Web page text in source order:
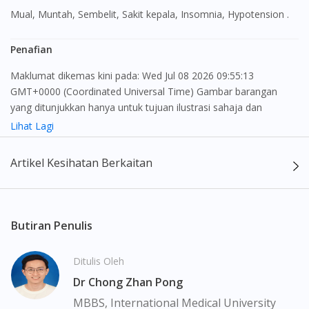
You are currently on DoctorOnCall.com.my, our Malaysian
To serve you better, would you like to head over to
Mual, Muntah, Sembelit, Sakit kepala, Insomnia, Hypotension .
Penafian
Maklumat dikemas kini pada: Wed Jul 08 2026 09:55:13
GMT+0000 (Coordinated Universal Time) Gambar barangan
yang ditunjukkan hanya untuk tujuan ilustrasi sahaja dan
mungkin tidak seperti produk yang sebenar
maklumat sahaja, bagi kegunaan para pengamal perubatan dan
bukan bertujuan sebagai rujukan kepada pengguna untuk
seorang pengamal perubatan. Keberkesanan dan kesan
pengguna dengan pengguna yang lain. Kami tidak menyarankan
pengguna untuk membuat diagnosis atau rawatan sendiri.
Pesakit haruslah sentiasa mendapatkan nasihat daripada doktor
atau ahli farmasi bertauliah sebelum mengambil atau
Lihat Lagi
Artikel Kesihatan Berkaitan
Butiran Penulis
Ditulis Oleh
Dr Chong Zhan Pong
MBBS, International Medical University